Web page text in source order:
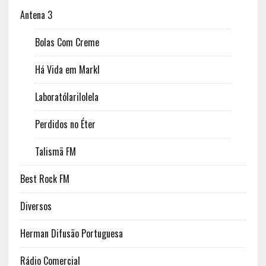
Antena 3
Bolas Com Creme
Há Vida em Markl
Laboratólarilolela
Perdidos no Éter
Talismã FM
Best Rock FM
Diversos
Herman Difusão Portuguesa
Rádio Comercial